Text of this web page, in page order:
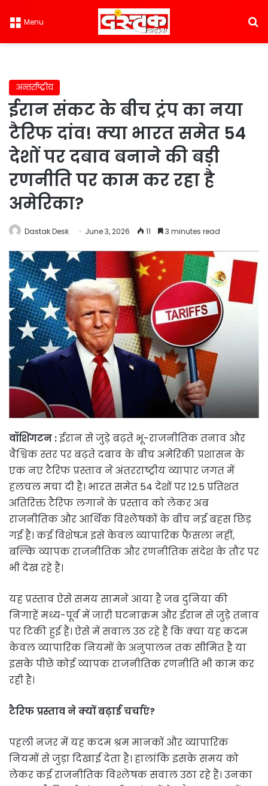
Menu
अन्तर्राष्ट्रीय
ईरान संकट के बीच ट्रंप का नया
टैरिफ दांव! क्या भारत समेत 54
देशों पर दबाव बनाने की बड़ी
रणनीति पर काम कर रहा है
अमेरिका?
Dastak Desk June 3, 2026 11 3 minutes read
वॉशिंगटन :ईरान से जुड़े बढ़ते भू-राजनीतिक तनाव और
वैश्विक स्तर पर बढ़ते दबाव के बीच अमेरिकी प्रशासन के
एक नए टैरिफ प्रस्ताव ने अंतरराष्ट्रीय व्यापार जगत में
हलचल मचा दी है। भारत समेत 54 देशों पर 12.5 प्रतिशत
अतिरिक्त टैरिफ लगाने के प्रस्ताव को लेकर अब
राजनीतिक और आर्थिक विश्लेषकों के बीच नई बहस छिड़
गई है। कई विशेषज्ञ इसे केवल व्यापारिक फैसला नहीं,
बल्कि व्यापक राजनीतिक और रणनीतिक संदेश के तौर पर
भी देख रहे हैं।
यह प्रस्ताव ऐसे समय सामने आया है जब दुनिया की
निगाहें मध्य-पूर्व में जारी घटनाक्रम और ईरान से जुड़े तनाव
पर टिकी हुई हैं। ऐसे में सवाल उठ रहे हैं कि क्या यह कदम
केवल व्यापारिक नियमों के अनुपालन तक सीमित है या
इसके पीछे कोई व्यापक राजनीतिक रणनीति भी काम कर
रही है।
टैरिफ प्रस्ताव ने क्यों बढ़ाई चर्चाएं?
पहली नजर में यह कदम श्रम मानकों और व्यापारिक
नियमों से जुड़ा दिखाई देता है। हालांकि इसके समय को
लेकर कई राजनीतिक विश्लेषक सवाल उठा रहे हैं। उनका